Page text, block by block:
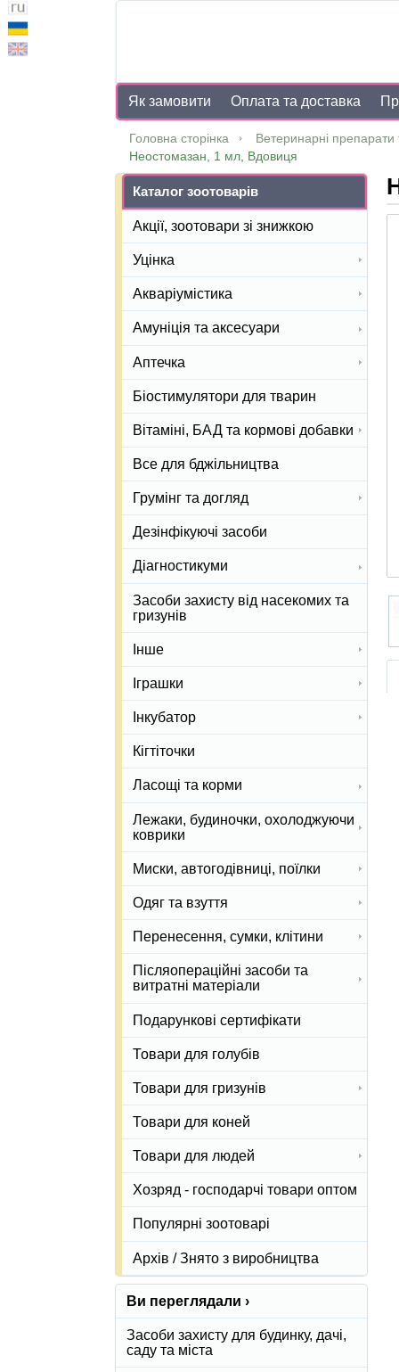
Як замовити Оплата та доставка
Головна сторінка
Ветеринарні препарати
Неостомазан, 1 мл, Вдовиця
Каталог зоотоварів
Акції, зоотовари зі знижкою
Уцінка
Акваріумістика
Амуніція та аксесуари
Аптечка
Біостимулятори для тварин
Вітаміні, БАД та кормові добавки
Все для бджільництва
Грумінг та догляд
Дезінфікуючі засоби
Діагностикуми
Засоби захисту від насекомих та
гризунів
Інше
Іграшки
Інкубатор
Кігтіточки
Ласощі та корми
Лежаки, будиночки, охолоджуючи
коврики
Миски, автогодівниці, поїлки
Одяг та взуття
Перенесення, сумки, клітини
Післяопераційні засоби та
витратні матеріали
Подарункові сертифікати
Товари для голубів
Товари для гризунів
Товари для коней
Товари для людей
Хозряд - господарчі товари оптом
Популярні зоотоварі
Архів / Знято з виробництва
Ви переглядали ›
Засоби захисту для будинку, дачі,
саду та міста